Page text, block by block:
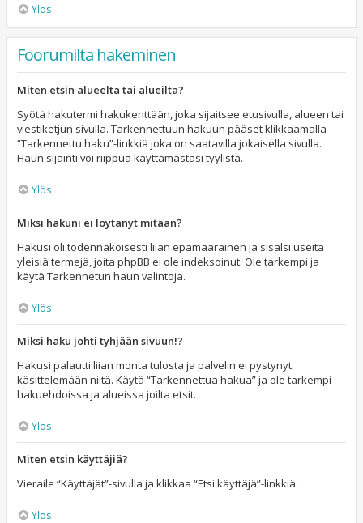
Ylös
Foorumilta hakeminen
Miten etsin alueelta tai alueilta?
Syötä hakutermi hakukenttään, joka sijaitsee etusivulla, alueen tai
viestiketjun sivulla. Tarkennettuun hakuun pääset klikkaamalla
“Tarkennettu haku”-linkkiä joka on saatavilla jokaisella sivulla.
Haun sijainti voi riippua käyttämästäsi tyylistä.
Ylös
Miksi hakuni ei löytänyt mitään?
Hakusi oli todennäköisesti liian epämääräinen ja sisälsi useita
yleisiä termejä, joita phpBB ei ole indeksoinut. Ole tarkempi ja
käytä Tarkennetun haun valintoja.
Ylös
Miksi haku johti tyhjään sivuun!?
Hakusi palautti liian monta tulosta ja palvelin ei pystynyt
käsittelemään niitä. Käytä “Tarkennettua hakua” ja ole tarkempi
hakuehdoissa ja alueissa joilta etsit.
Ylös
Miten etsin käyttäjiä?
Vieraile “Käyttäjät”-sivulla ja klikkaa “Etsi käyttäjä”-linkkiä.
Ylös